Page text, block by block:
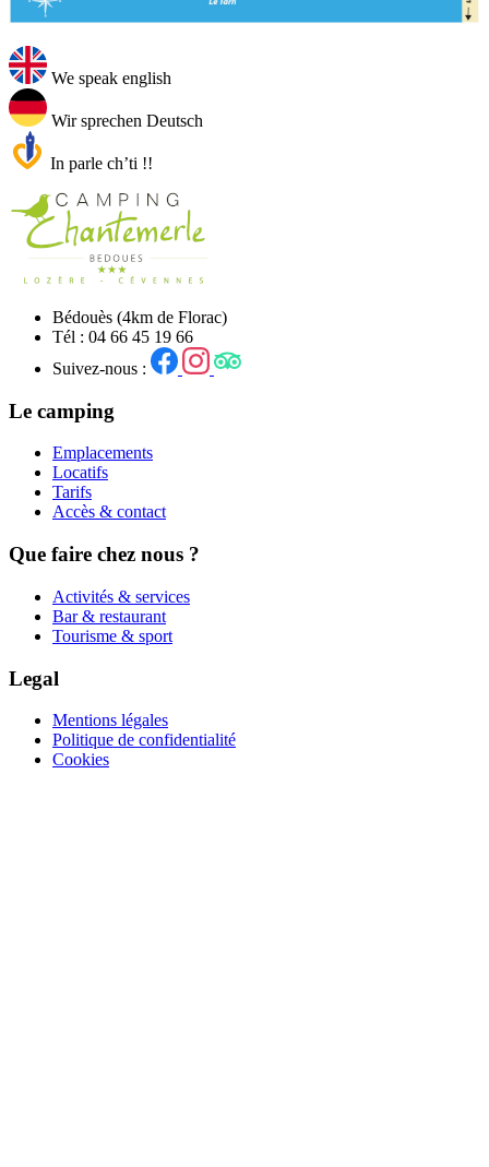
We speak english
Wir sprechen Deutsch
In parle ch’ti !!
Bédouès (4km de Florac)
Tél : 04 66 45 19 66
Suivez-nous :
Le camping
Emplacements
Locatifs
Tarifs
Accès & contact
Que faire chez nous ?
Activités & services
Bar & restaurant
Tourisme & sport
Legal
Mentions légales
Politique de confidentialité
Cookies